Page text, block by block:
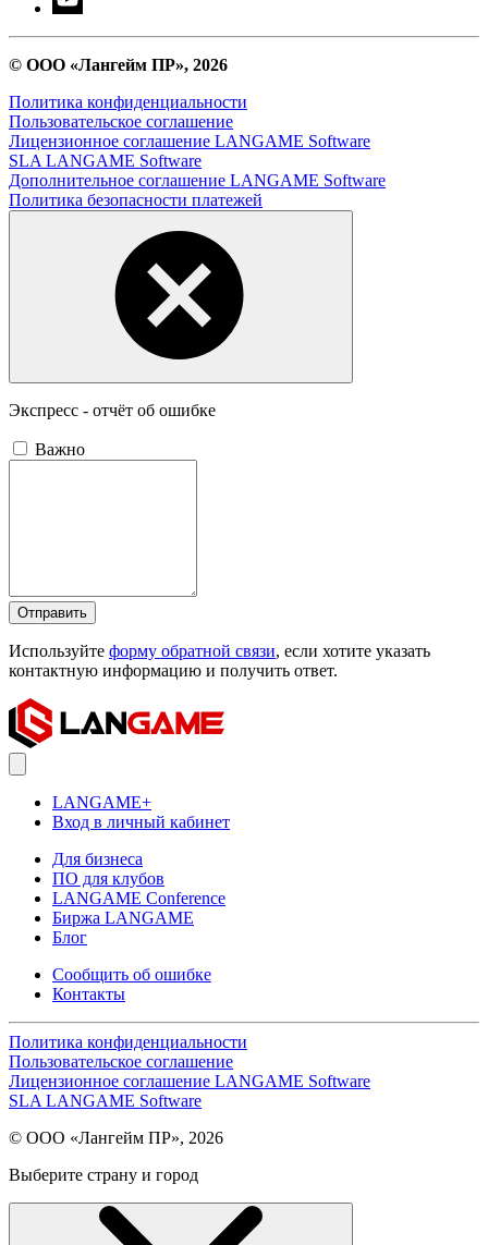
© ООО «Лангейм ПР», 2026
Политика конфиденциальности
Пользовательское соглашение
Лицензионное соглашение LANGAME Software
SLA LANGAME Software
Дополнительное соглашение LANGAME Software
Политика безопасности платежей
Экспресс - отчёт об ошибке
Важно
Отправить
Используйте форму обратной связи, если хотите указать
контактную информацию и получить ответ.
LANGAME+
Вход в личный кабинет
Для бизнеса
ПО для клубов
LANGAME Conference
Биржа LANGAME
Блог
Сообщить об ошибке
Контакты
Политика конфиденциальности
Пользовательское соглашение
Лицензионное соглашение LANGAME Software
SLA LANGAME Software
© ООО «Лангейм ПР», 2026
Выберите страну и город